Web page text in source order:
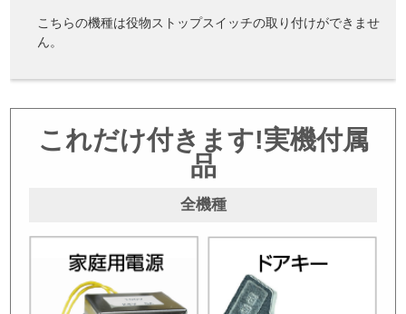
こちらの機種は役物ストップスイッチの取り付けができませ
ん。
これだけ付きます!実機付属
品
全機種